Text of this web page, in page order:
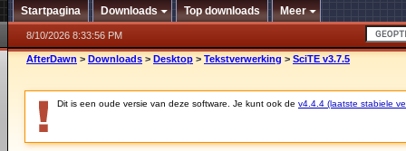
Startpagina Downloads Top downloads Meer
8/10/2026 8:33:56 PM
AfterDawn > Downloads > Desktop > Tekstverwerking > SciTE v3.7.5
Dit is een oude versie van deze software. Je kunt ook de v4.4.4 (laatste stabiele